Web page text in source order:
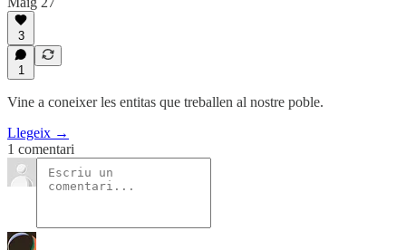
3
1
Vine a coneixer les entitas que treballen al nostre poble.
Llegeix →
1 comentari